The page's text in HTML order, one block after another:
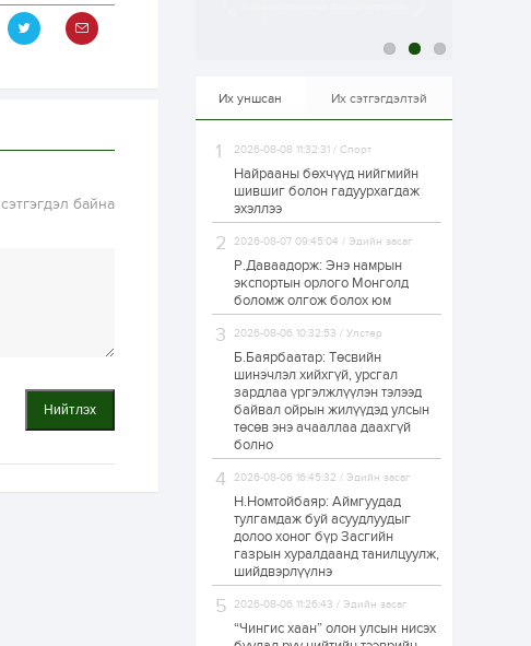
сэтгэгдэл байна
Нийтлэх
өсөж байна
2 өдөр
Худалдагч
Н.Амарзаяа:
хуудастай өрийн
дэвтэр долоо хоногт
2 өдөр 0
Б.Хулан дэлхийн
аварга боллоо
2 өдөр
Р.Даваадорж: Энэ
намрын экспортын
боломж олгож болох
юм
2 өдөр 0
Автомашины улсын
дугаар сондгой
тоогоор төгссөн бол
өнөөдөр шатахуун
авна
Их уншсан Их сэтгэгдэлтэй
2026-08-08 11:32:31 / Спорт
Найрааны бөхчүүд нийгмийн
шившиг болон гадуурхагдаж
эхэллээ
2026-08-07 09:45:04 / Эдийн засаг
Р.Даваадорж: Энэ намрын
экспортын орлого Монголд
боломж олгож болох юм
2026-08-06 10:32:53 / Улстөр
Б.Баярбаатар: Төсвийн
шинэчлэл хийхгүй, урсгал
зардлаа үргэлжлүүлэн тэлээд
байвал ойрын жилүүдэд улсын
төсөв энэ ачааллаа даахгүй
болно
2026-08-06 16:45:32 / Эдийн засаг
Н.Номтойбаяр: Аймгуудад
тулгамдаж буй асуудлуудыг
долоо хоног бүр Засгийн
газрын хуралдаанд танилцуулж,
шийдвэрлүүлнэ
2026-08-06 11:26:43 / Эдийн засаг
“Чингис хаан” олон улсын нисэх